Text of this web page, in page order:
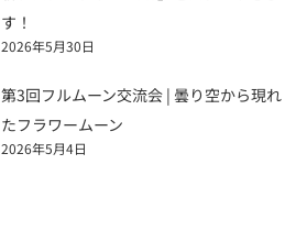
す！
2026年5月30日
第3回フルムーン交流会 | 曇り空から現れ
たフラワームーン
2026年5月4日